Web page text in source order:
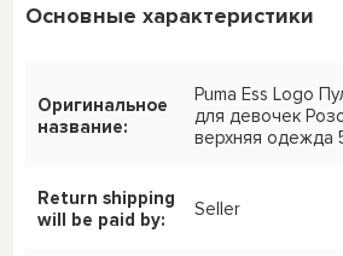
Основные характеристики
Оригинальное
название:
Puma Ess Logo
для девочек
верхняя одежда
Return shipping
will be paid by:
Seller